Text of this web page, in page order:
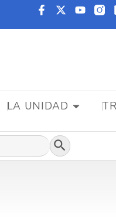
LA UNIDAD
Botón de